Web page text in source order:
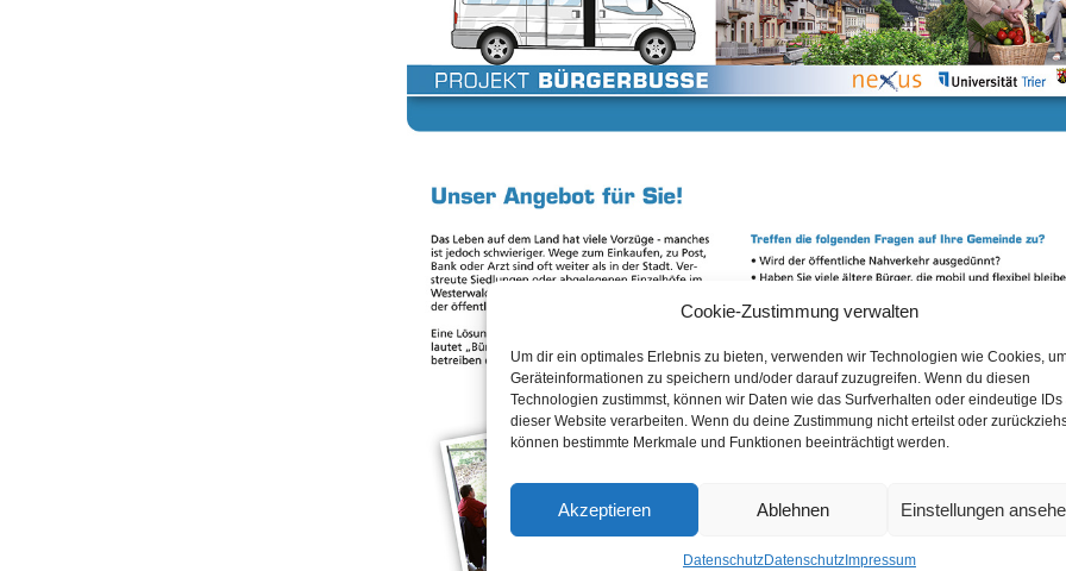
Cookie-Zustimmung verwalten
Um dir ein optimales Erlebnis zu bieten, verwenden wir Technologien wie Cookies,
Geräteinformationen zu speichern und/oder darauf zuzugreifen. Wenn du diesen
Technologien zustimmst, können wir Daten wie das Surfverhalten oder eindeutige IDs
dieser Website verarbeiten. Wenn du deine Zustimmung nicht erteilst oder
können bestimmte Merkmale und Funktionen beeinträchtigt werden.
Akzeptieren Ablehnen Einstellungen
DatenschutzDatenschutzImpressum